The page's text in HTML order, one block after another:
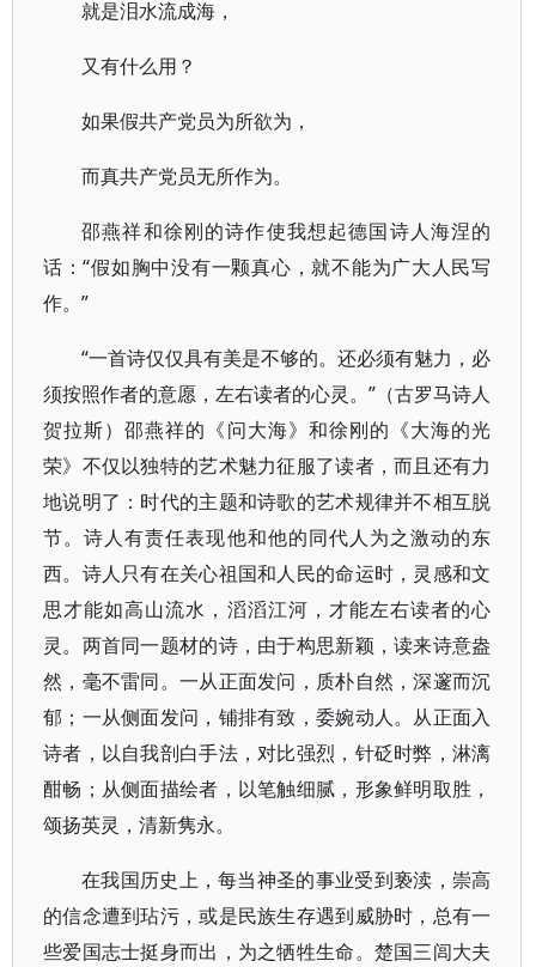
就是泪水流成海，
又有什么用？
如果假共产党员为所欲为，
而真共产党员无所作为。
邵燕祥和徐刚的诗作使我想起德国诗人海涅的
话：“假如胸中没有一颗真心，就不能为广大人民写
作。”
“一首诗仅仅具有美是不够的。还必须有魅力，必
须按照作者的意愿，左右读者的心灵。”（古罗马诗人
贺拉斯）邵燕祥的《问大海》和徐刚的《大海的光
荣》不仅以独特的艺术魅力征服了读者，而且还有力
地说明了：时代的主题和诗歌的艺术规律并不相互脱
节。诗人有责任表现他和他的同代人为之激动的东
西。诗人只有在关心祖国和人民的命运时，灵感和文
思才能如高山流水，滔滔江河，才能左右读者的心
灵。两首同一题材的诗，由于构思新颖，读来诗意盎
然，毫不雷同。一从正面发问，质朴自然，深邃而沉
郁；一从侧面发问，铺排有致，委婉动人。从正面入
诗者，以自我剖白手法，对比强烈，针砭时弊，淋漓
酣畅；从侧面描绘者，以笔触细腻，形象鲜明取胜，
颂扬英灵，清新隽永。
在我国历史上，每当神圣的事业受到亵渎，崇高
的信念遭到玷污，或是民族生存遇到威胁时，总有一
些爱国志士挺身而出，为之牺牲生命。楚国三闾大夫